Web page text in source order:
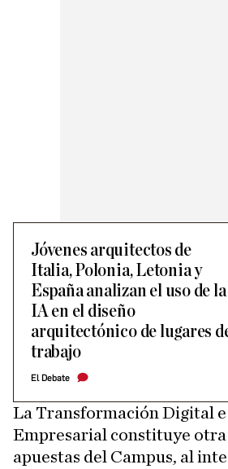
Jóvenes arquitectos de
Italia, Polonia, Letonia y
España analizan el uso de la
IA en el diseño
arquitectónico de lugares
trabajo
El Debate
La Transformación Digital
Empresarial constituye otra
apuestas del Campus, al